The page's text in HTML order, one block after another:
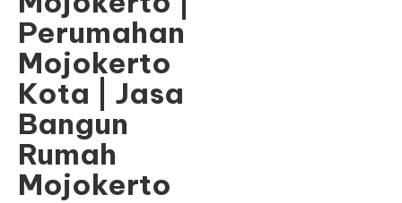
Perumahan
Mojokerto
Kota | Jasa
Bangun
Rumah
Mojokerto